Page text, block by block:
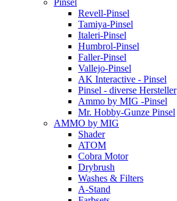
Pinsel
Revell-Pinsel
Tamiya-Pinsel
Italeri-Pinsel
Humbrol-Pinsel
Faller-Pinsel
Vallejo-Pinsel
AK Interactive - Pinsel
Pinsel - diverse Hersteller
Ammo by MIG -Pinsel
Mr. Hobby-Gunze Pinsel
AMMO by MIG
Shader
ATOM
Cobra Motor
Drybrush
Washes & Filters
A-Stand